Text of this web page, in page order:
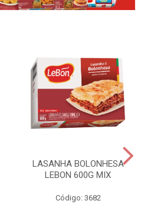
LASANHA BOLONHESA
LEBON 600G MIX
Código: 3682